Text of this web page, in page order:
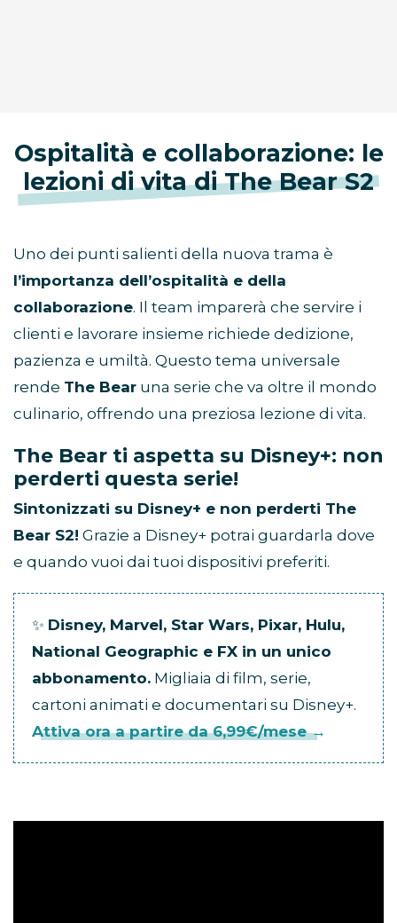
Ospitalità e collaborazione: le
lezioni di vita di The Bear S2
Uno dei punti salienti della nuova trama è
l’importanza dell’ospitalità e della
collaborazione. Il team imparerà che servire i
clienti e lavorare insieme richiede dedizione,
pazienza e umiltà. Questo tema universale
rende The Bear una serie che va oltre il mondo
culinario, offrendo una preziosa lezione di vita.
The Bear ti aspetta su Disney+: non
perderti questa serie!
Sintonizzati su Disney+ e non perderti The
Bear S2! Grazie a Disney+ potrai guardarla dove
e quando vuoi dai tuoi dispositivi preferiti.
✨ Disney, Marvel, Star Wars, Pixar, Hulu,
National Geographic e FX in un unico
abbonamento. Migliaia di film, serie,
cartoni animati e documentari su Disney+.
Attiva ora a partire da 6,99€/mese →